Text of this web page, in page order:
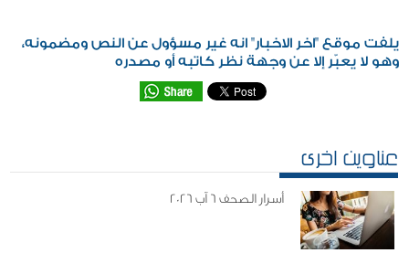
يلفت موقع "اخر الاخبار" انه غير مسؤول عن النص ومضمونه،
وهو لا يعبّر إلا عن وجهة نظر كاتبه أو مصدره
عناوين اخرى
أسرار الصحف 6 آب 2026